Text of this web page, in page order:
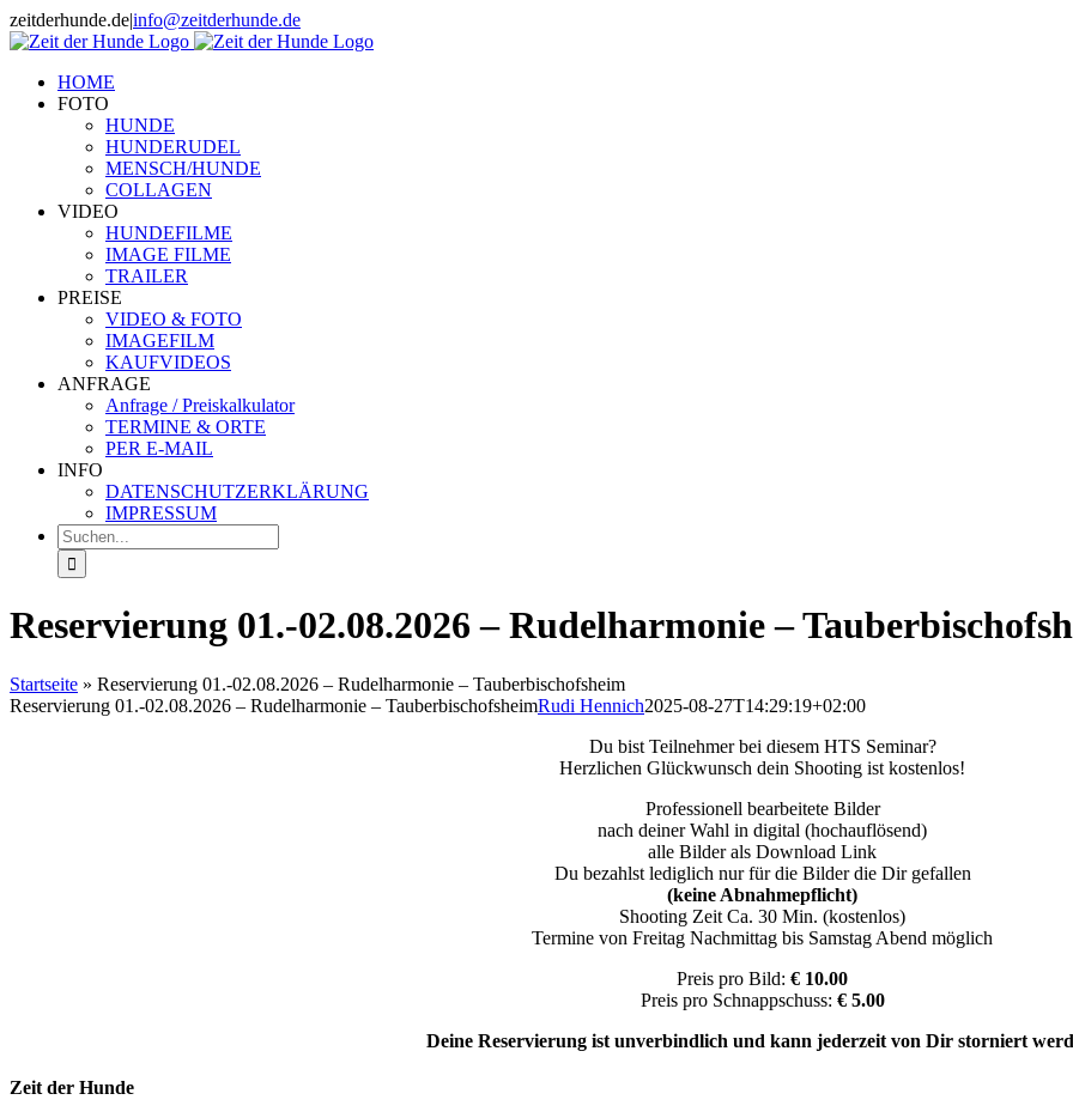
Zum
Inhalt
zeitderhunde.de|info@zeitderhunde.de
HOME
FOTO
HUNDE
HUNDERUDEL
MENSCH/HUNDE
COLLAGEN
VIDEO
HUNDEFILME
IMAGE FILME
TRAILER
PREISE
VIDEO & FOTO
IMAGEFILM
KAUFVIDEOS
ANFRAGE
Anfrage / Preiskalkulator
TERMINE & ORTE
PER E-MAIL
INFO
DATENSCHUTZERKLÄRUNG
IMPRESSUM
Suche
nach:
Reservierung 01.-02.08.2026 – Rudelharmonie –
Startseite » Reservierung 01.-02.08.2026 – Rudelharmonie – Tauberbischofsheim
Reservierung 01.-02.08.2026 – Rudelharmonie – TauberbischofsheimRudi Hennich2025-08-27T14:29:19+02:00
Du bist Teilnehmer bei diesem HTS Seminar?
Herzlichen Glückwunsch dein Shooting ist kostenlos!
Professionell bearbeitete Bilder
nach deiner Wahl in digital (hochauflösend)
alle Bilder als Download Link
Du bezahlst lediglich nur für die Bilder die Dir gefallen
(keine Abnahmepflicht)
Shooting Zeit Ca. 30 Min. (kostenlos)
Termine von Freitag Nachmittag bis Samstag Abend möglich
Preis pro Bild:€ 10.00
Preis pro Schnappschuss: € 5.00
Deine Reservierung ist unverbindlich und kann jederzeit von Dir storniert
Zeit der Hunde